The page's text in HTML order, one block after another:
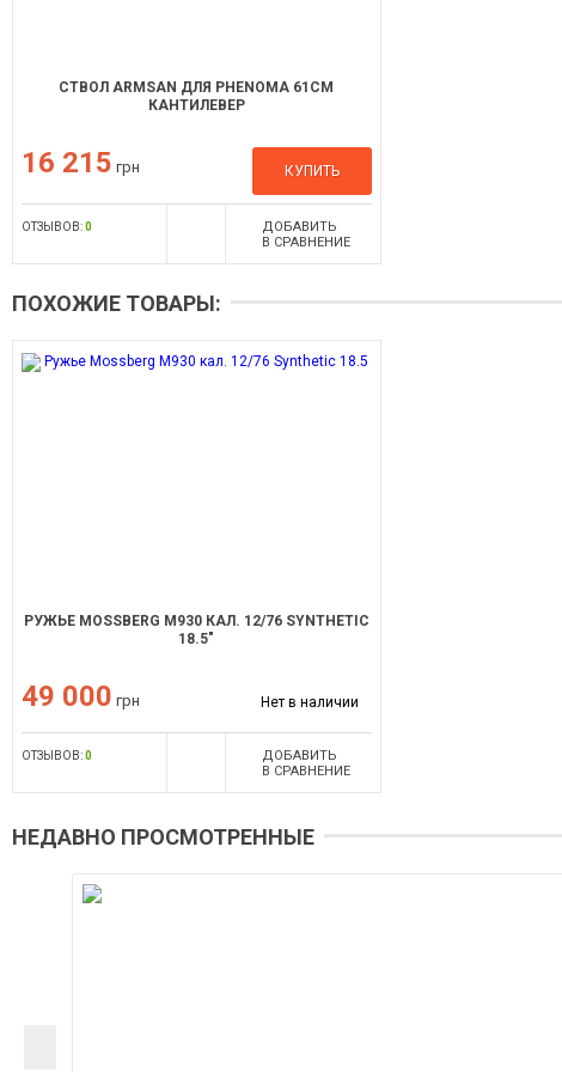
СТВОЛ ARMSAN ДЛЯ PHENOMA 61СМ
КАНТИЛЕВЕР
16 215 грн КУПИТЬ
ОТЗЫВОВ:0
ДОБАВИТЬ
В СРАВНЕНИЕ
ПОХОЖИЕ ТОВАРЫ:
РУЖЬЕ MOSSBERG М930 КАЛ. 12/76 SYNTHETIC
18.5"
49 000 грн Нет в наличии
ОТЗЫВОВ:0
ДОБАВИТЬ
В СРАВНЕНИЕ
НЕДАВНО ПРОСМОТРЕННЫЕ